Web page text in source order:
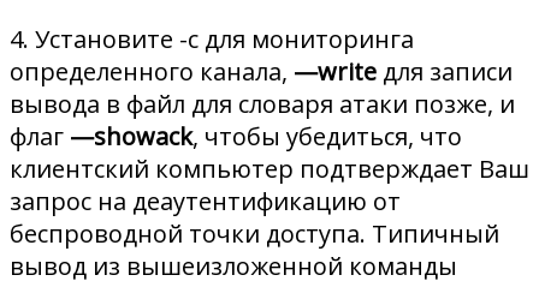
4. Установите -c для мониторинга
определенного канала, —write для записи
вывода в файл для словаря атаки позже, и
флаг —showack, чтобы убедиться, что
клиентский компьютер подтверждает Ваш
запрос на деаутентификацию от
беспроводной точки доступа. Типичный
вывод из вышеизложенной команды